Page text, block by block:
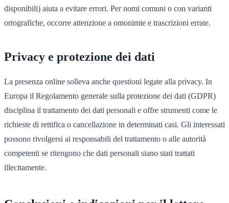
disponibili) aiuta a evitare errori. Per nomi comuni o con varianti
ortografiche, occorre attenzione a omonimie e trascrizioni errate.
Privacy e protezione dei dati
La presenza online solleva anche questioni legate alla privacy. In
Europa il Regolamento generale sulla protezione dei dati (GDPR)
disciplina il trattamento dei dati personali e offre strumenti come le
richieste di rettifica o cancellazione in determinati casi. Gli interessati
possono rivolgersi ai responsabili del trattamento o alle autorità
competenti se ritengono che dati personali siano stati trattati
illecitamente.